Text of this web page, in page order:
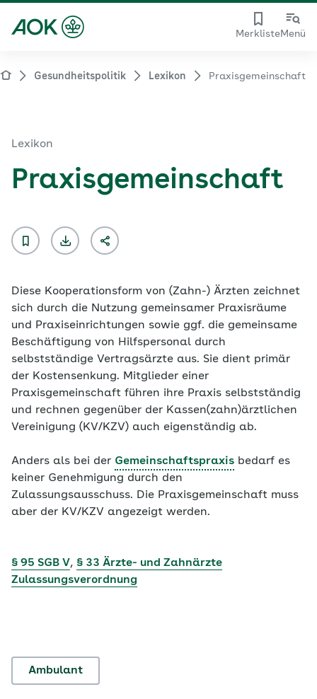
MerklisteMenü
Gesundheitspolitik Lexikon Praxisgemeinschaft
Lexikon
Praxisgemeinschaft
Diese Kooperationsform von (Zahn-) Ärzten zeichnet
sich durch die Nutzung gemeinsamer Praxisräume
und Praxiseinrichtungen sowie ggf. die gemeinsame
Beschäftigung von Hilfspersonal durch
selbstständige Vertragsärzte aus. Sie dient primär
der Kostensenkung. Mitglieder einer
Praxisgemeinschaft führen ihre Praxis selbstständig
und rechnen gegenüber der Kassen(zahn)ärztlichen
Vereinigung (KV/KZV) auch eigenständig ab.
Anders als bei der Gemeinschaftspraxis bedarf es
keiner Genehmigung durch den
Zulassungsausschuss. Die Praxisgemeinschaft muss
aber der KV/KZV angezeigt werden.
§ 95 SGB V, § 33 Ärzte- und Zahnärzte
Zulassungsverordnung
Ambulant